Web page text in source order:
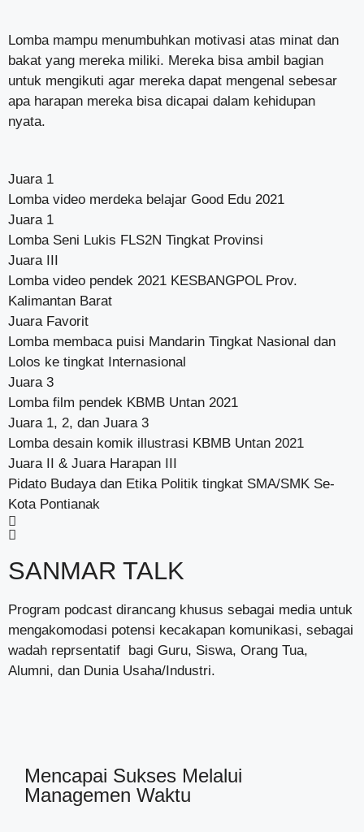
Lomba mampu menumbuhkan motivasi atas minat dan
bakat yang mereka miliki. Mereka bisa ambil bagian
untuk mengikuti agar mereka dapat mengenal sebesar
apa harapan mereka bisa dicapai dalam kehidupan
nyata.
Juara 1
Lomba video merdeka belajar Good Edu 2021
Juara 1
Lomba Seni Lukis FLS2N Tingkat Provinsi
Juara III
Lomba video pendek 2021 KESBANGPOL Prov.
Kalimantan Barat
Juara Favorit
Lomba membaca puisi Mandarin Tingkat Nasional dan
Lolos ke tingkat Internasional
Juara 3
Lomba film pendek KBMB Untan 2021
Juara 1, 2, dan Juara 3
Lomba desain komik illustrasi KBMB Untan 2021
Juara II & Juara Harapan III
Pidato Budaya dan Etika Politik tingkat SMA/SMK Se-
Kota Pontianak
SANMAR TALK
Program podcast dirancang khusus sebagai media untuk
mengakomodasi potensi kecakapan komunikasi, sebagai
wadah reprsentatif bagi Guru, Siswa, Orang Tua,
Alumni, dan Dunia Usaha/Industri.
Mencapai Sukses Melalui
Managemen Waktu